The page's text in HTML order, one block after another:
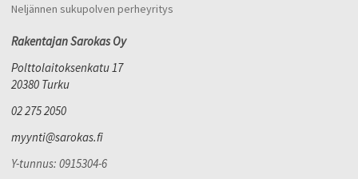
Neljännen sukupolven perheyritys
Rakentajan Sarokas Oy
Polttolaitoksenkatu 17
20380 Turku
02 275 2050
myynti@sarokas.fi
Y-tunnus: 0915304-6